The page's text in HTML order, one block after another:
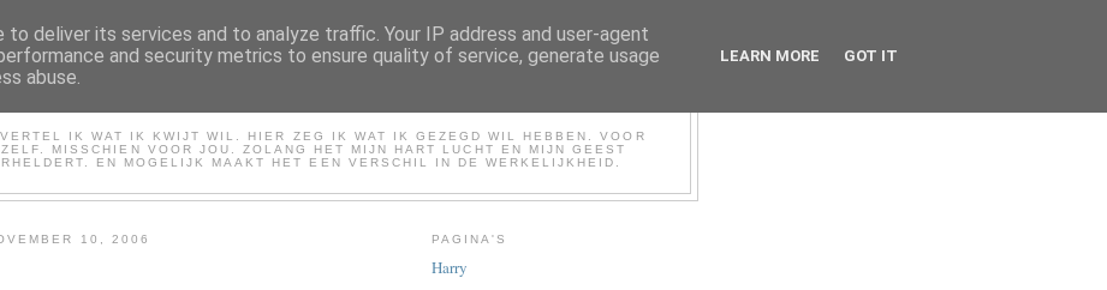
IK WAT IK KWIJT WIL. HIER ZEG IK WAT IK GEZEGD WIL HEBBEN. VOOR
MISSCHIEN VOOR JOU. ZOLANG HET MIJN HART LUCHT EN MIJN GEEST
EN MOGELIJK MAAKT HET EEN VERSCHIL IN DE WERKELIJKHEID.
10, 2006 PAGINA'S
Harry
deliver its services and to analyze traffic. Your IP address and user-agent
and security metrics to ensure quality of service, generate usage
abuse.
LEARN MORE GOT IT